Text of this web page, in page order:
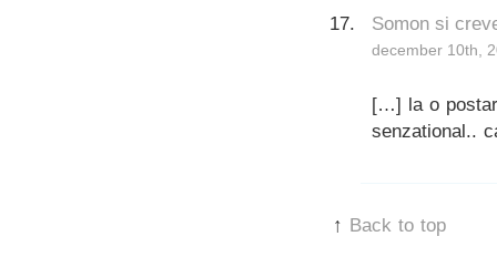
Somon si
december 10th,
[…] la o
senzational..
↑ Back to top